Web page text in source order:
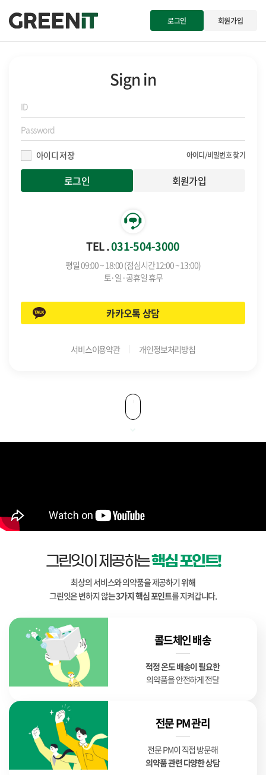
로그인 회원가입
Sign in
아이디 저장 아이디/비밀번호 찾기
회원가입
TEL .031-504-3000
평일 09:00 ~ 18:00 (점심시간 12:00 ~ 13:00)
토·일·공휴일 휴무
카카오톡 상담
서비스이용약관 개인정보처리방침
그린잇이 제공하는핵심 포인트!
최상의 서비스와 의약품을 제공하기 위해
그린잇은 변하지 않는3가지 핵심 포인트를 지켜갑니다.
콜드체인 배송
적정 온도 배송이 필요한
의약품을 안전하게 전달
전문 PM 관리
전문 PM이 직접 방문해
의약품 관련 다양한 상담